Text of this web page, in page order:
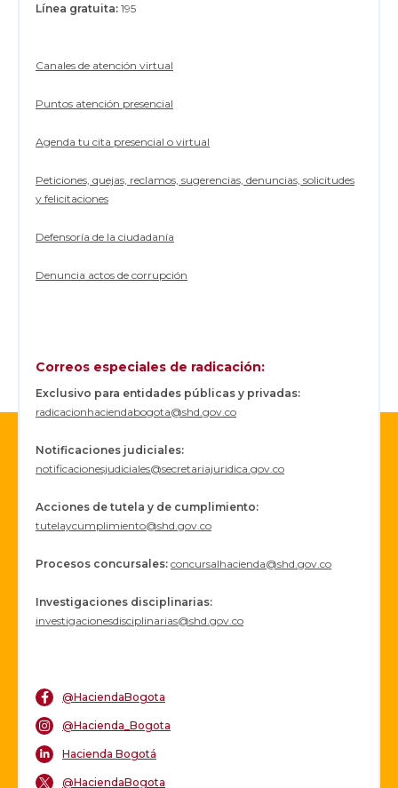
Línea gratuita: 195
Canales de atención virtual
Puntos atención presencial
Agenda tu cita presencial o virtual
Peticiones, quejas, reclamos, sugerencias, denuncias, solicitudes
y felicitaciones
Defensoría de la ciudadanía
Denuncia actos de corrupción
Correos especiales de radicación:
Exclusivo para entidades públicas y privadas:
radicacionhaciendabogota@shd.gov.co
Notificaciones judiciales:
notificacionesjudiciales@secretariajuridica.gov.co
Acciones de tutela y de cumplimiento:
tutelaycumplimiento@shd.gov.co
Procesos concursales: concursalhacienda@shd.gov.co
Investigaciones disciplinarias:
investigacionesdisciplinarias@shd.gov.co
@HaciendaBogota
@Hacienda_Bogota
Hacienda Bogotá
@HaciendaBogota